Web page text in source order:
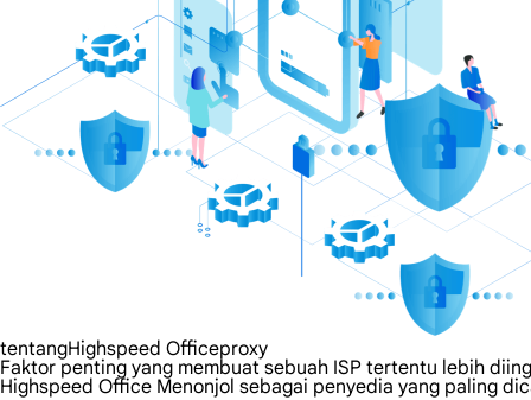
tentangHighspeed Officeproxy
Faktor penting yang membuat sebuah ISP tertentu lebih
Highspeed Office Menonjol sebagai penyedia yang paling